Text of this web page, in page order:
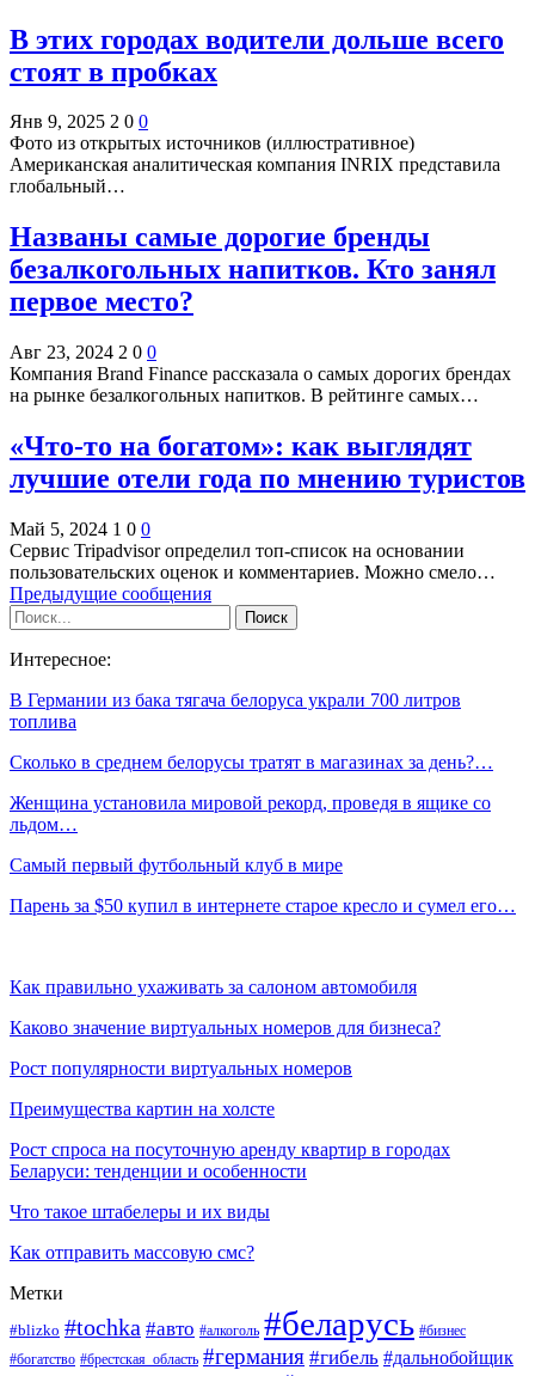
В этих городах водители дольше всего
стоят в пробках
Янв 9, 2025 2 0 0
Фото из открытых источников (иллюстративное)
Американская аналитическая компания INRIX представила
глобальный…
Названы самые дорогие бренды
безалкогольных напитков. Кто занял
первое место?
Авг 23, 2024 2 0 0
Компания Brand Finance рассказала о самых дорогих брендах
на рынке безалкогольных напитков. В рейтинге самых…
«Что-то на богатом»: как выглядят
лучшие отели года по мнению туристов
Май 5, 2024 1 0 0
Сервис Tripadvisor определил топ-список на основании
пользовательских оценок и комментариев. Можно смело…
Предыдущие сообщения
Интересное:
В Германии из бака тягача белоруса украли 700 литров
топлива
Сколько в среднем белорусы тратят в магазинах за день?…
Женщина установила мировой рекорд, проведя в ящике со
льдом…
Самый первый футбольный клуб в мире
Парень за $50 купил в интернете старое кресло и сумел его…
Как правильно ухаживать за салоном автомобиля
Каково значение виртуальных номеров для бизнеса?
Рост популярности виртуальных номеров
Преимущества картин на холсте
Рост спроса на посуточную аренду квартир в городах
Беларуси: тенденции и особенности
Что такое штабелеры и их виды
Как отправить массовую смс?
Метки
#blizko #tochka #авто #алкоголь #беларусь #бизнес
#богатство #брестская_область #германия #гибель #дальнобойщик